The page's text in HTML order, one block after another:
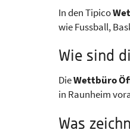
In den Tipico
wie Fussball,
Wie sind
DieWettbüro
in Raunheim
Was